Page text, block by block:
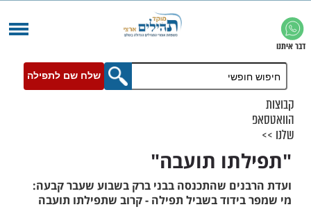
שלח שם לתפילה
תועבה"